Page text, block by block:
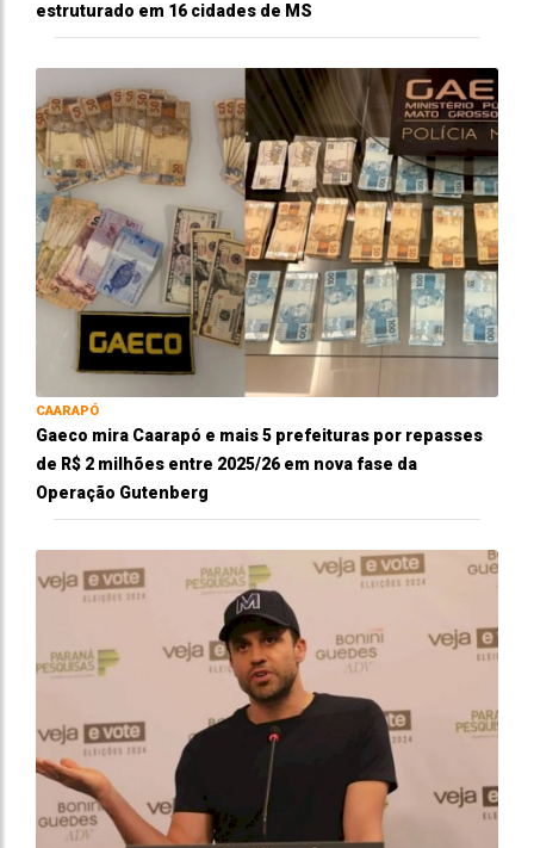
estruturado em 16 cidades de MS
CAARAPÓ
Gaeco mira Caarapó e mais 5 prefeituras por repasses
de R$ 2 milhões entre 2025/26 em nova fase da
Operação Gutenberg